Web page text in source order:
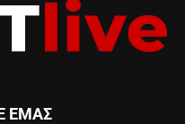
ΕΜΑΣ